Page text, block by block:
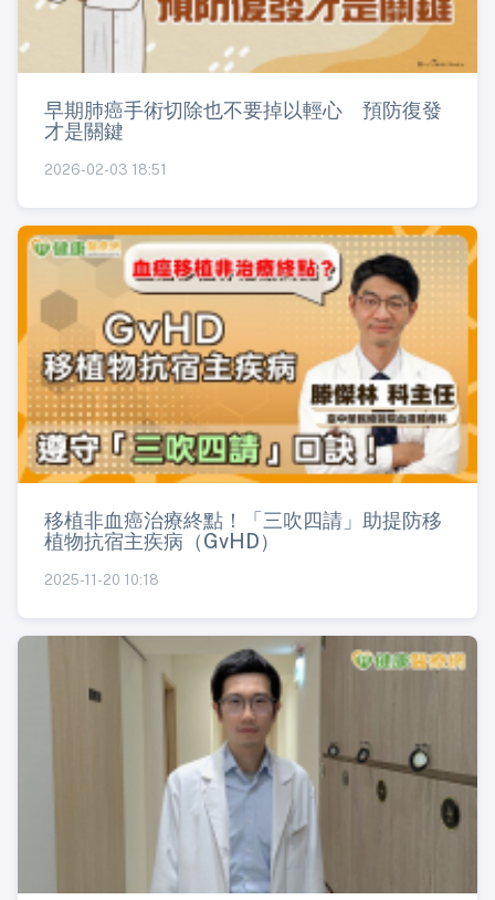
早期肺癌手術切除也不要掉以輕心 預防復發
才是關鍵
2026-02-03 18:51
移植非血癌治療終點！「三吹四請」助提防移
植物抗宿主疾病（GvHD）
2025-11-20 10:18